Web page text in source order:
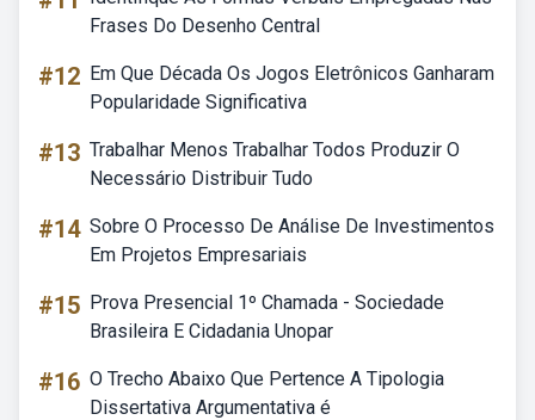
Frases Do Desenho Central
#12 Em Que Década Os Jogos Eletrônicos Ganharam
Popularidade Significativa
#13 Trabalhar Menos Trabalhar Todos Produzir O
Necessário Distribuir Tudo
#14 Sobre O Processo De Análise De Investimentos
Em Projetos Empresariais
#15 Prova Presencial 1º Chamada - Sociedade
Brasileira E Cidadania Unopar
#16 O Trecho Abaixo Que Pertence A Tipologia
Dissertativa Argumentativa é